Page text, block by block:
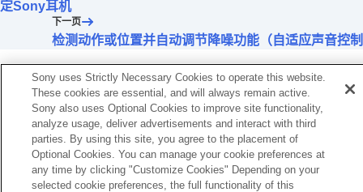
Sony耳机
下一页
检测动作或位置并自动调节降噪功能（自适应声音控
Sony uses Strictly Necessary Cookies to operate this website.
These cookies are essential, and will always remain active.
Sony also uses Optional Cookies to improve site functionality,
analyze usage, deliver advertisements and interact with third
parties. By using this site, you agree to the placement of
Optional Cookies. You can manage your cookie preferences at
any time by clicking "Customize Cookies" Depending on your
selected cookie preferences, the full functionality of this